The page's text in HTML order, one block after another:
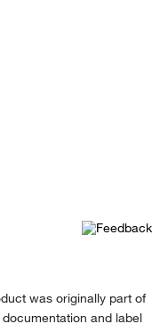
was originally part of
and label